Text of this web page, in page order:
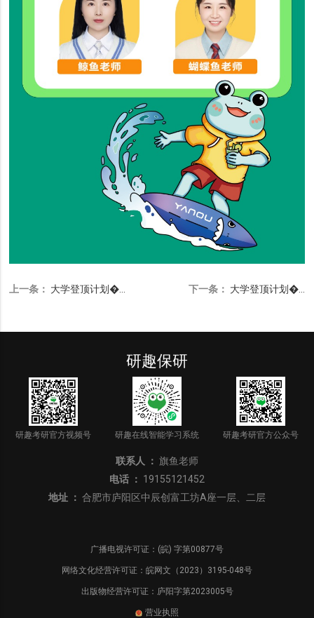
上一条： 大学登顶计划�... 下一条： 大学登顶计划�...
研趣保研
研趣考研官方视频号 研趣在线智能学习系统 研趣考研官方公众号
联系人 ： 旗鱼老师
电话 ： 19155121452
地址 ： 合肥市庐阳区中辰创富工坊A座一层、二层
广播电视许可证：(皖) 字第00877号
网络文化经营许可证：皖网文（2023）3195-048号
出版物经营许可证：庐阳字第2023005号
营业执照